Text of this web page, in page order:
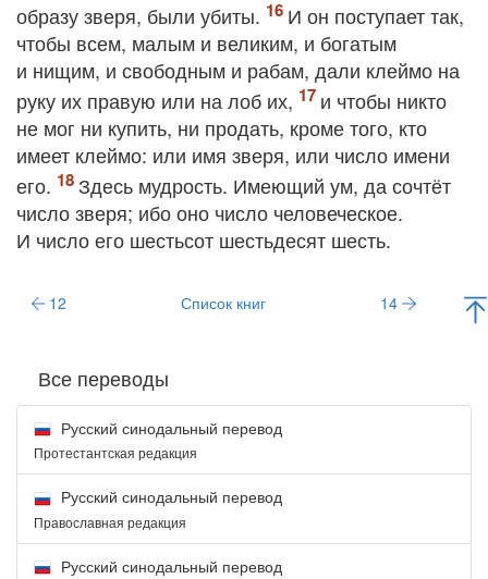
образу зверя, были убиты.
И он поступает так,
чтобы всем, малым и великим, и богатым
и нищим, и свободным и рабам, дали клеймо на
руку их правую или на лоб их,
и чтобы никто
не мог ни купить, ни продать, кроме того, кто
имеет клеймо: или имя зверя, или число имени
его.
Здесь мудрость. Имеющий ум, да сочтёт
число зверя; ибо оно число человеческое.
И число его шестьсот шестьдесят шесть.
12 Список книг 14
Все переводы
Русский синодальный перевод
Протестантская редакция
Русский синодальный перевод
Православная редакция
Русский синодальный перевод